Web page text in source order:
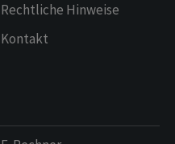
Rechtliche Hinweise
Kontakt